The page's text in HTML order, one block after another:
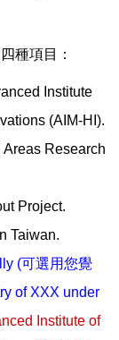
種項目：
Institute
(AIM-HI).
Research
Project.
Taiwan.
(可選用您覺
of XXX under
Institute of